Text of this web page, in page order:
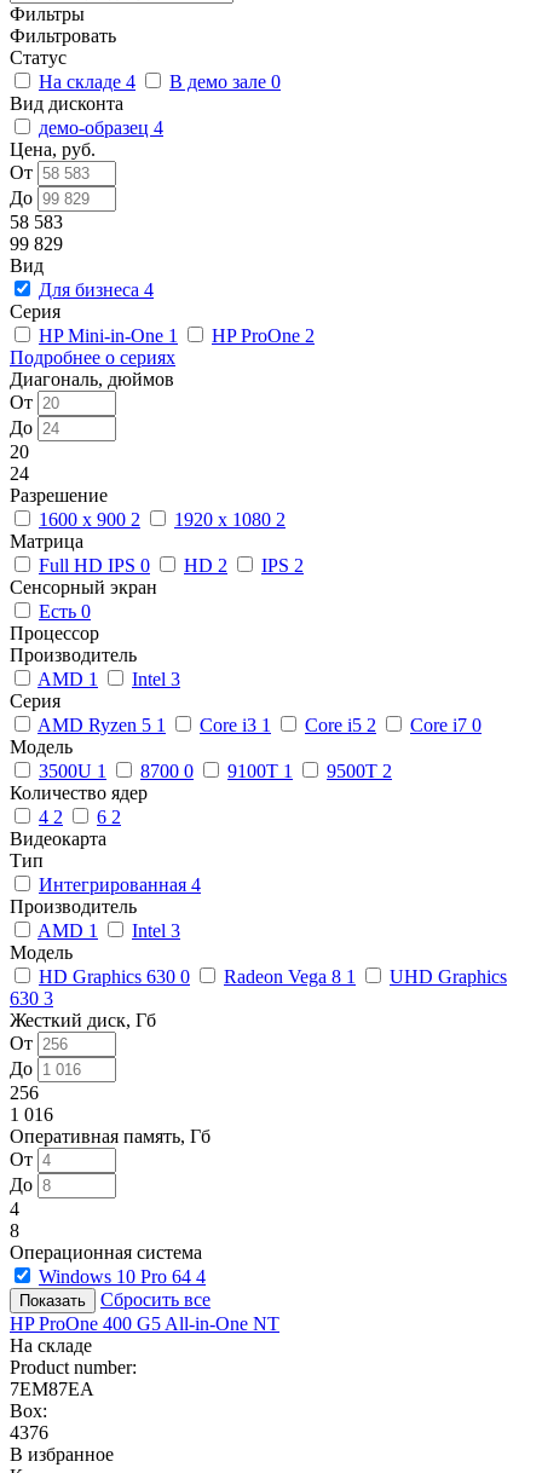
Фильтры
Фильтровать
Статус
На складе 4 В демо зале 0
Вид дисконта
демо-образец 4
Цена, руб.
От
До
58 583
99 829
Вид
Для бизнеса 4
Серия
HP Mini-in-One 1 HP ProOne 2
Подробнее о сериях
Диагональ, дюймов
От
До
20
24
Разрешение
1600 x 900 2 1920 x 1080 2
Матрица
Full HD IPS 0 HD 2 IPS 2
Сенсорный экран
Есть 0
Процессор
Производитель
AMD 1 Intel 3
Серия
AMD Ryzen 5 1 Core i3 1 Core i5 2 Core i7 0
Модель
3500U 1 8700 0 9100T 1 9500T 2
Количество ядер
4 2 6 2
Видеокарта
Тип
Интегрированная 4
Производитель
AMD 1 Intel 3
Модель
HD Graphics 630 0 Radeon Vega 8 1
UHD Graphics
630 3
Жесткий диск, Гб
От
До
256
1 016
Оперативная память, Гб
От
До
4
8
Операционная система
Windows 10 Pro 64 4
Сбросить все
HP ProOne 400 G5 All-in-One NT
На складе
Product number:
7EM87EA
Box:
4376
В избранное